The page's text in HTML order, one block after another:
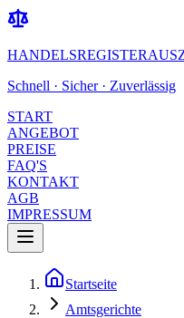
Schnell · Sicher · Zuverlässig
START
ANGEBOT
PREISE
FAQ'S
KONTAKT
AGB
IMPRESSUM
Startseite
Amtsgerichte